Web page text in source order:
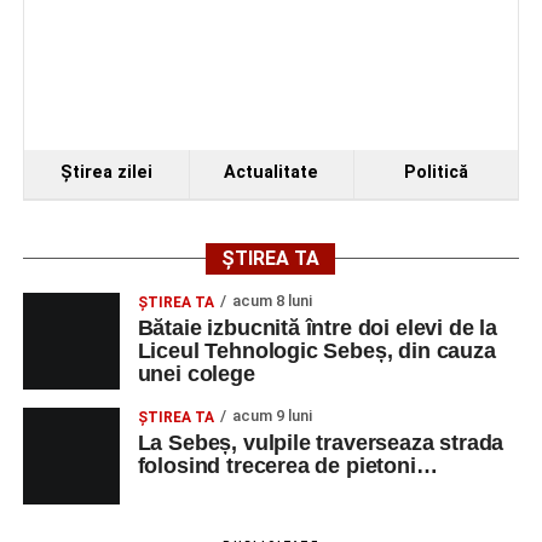
Ştirea zilei Actualitate Politică
ȘTIREA TA
ŞTIREA TA acum 8 luni
Bătaie izbucnită între doi elevi de la
Liceul Tehnologic Sebeș, din cauza
unei colege
ŞTIREA TA acum 9 luni
La Sebeș, vulpile traverseaza strada
folosind trecerea de pietoni…